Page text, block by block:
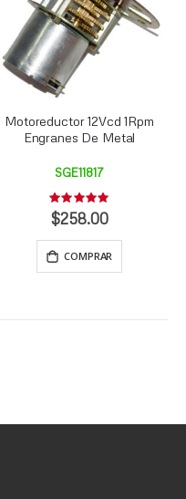
Motoreductor 12Vcd 1Rpm
Engranes De Metal
SGE11817
Rating:
0%
$258.00
COMPRAR